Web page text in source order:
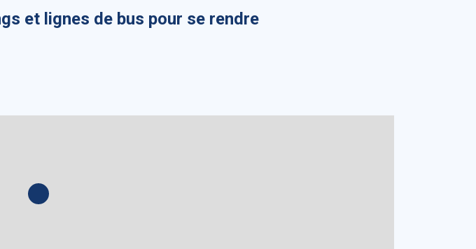
et lignes de bus pour se rendre